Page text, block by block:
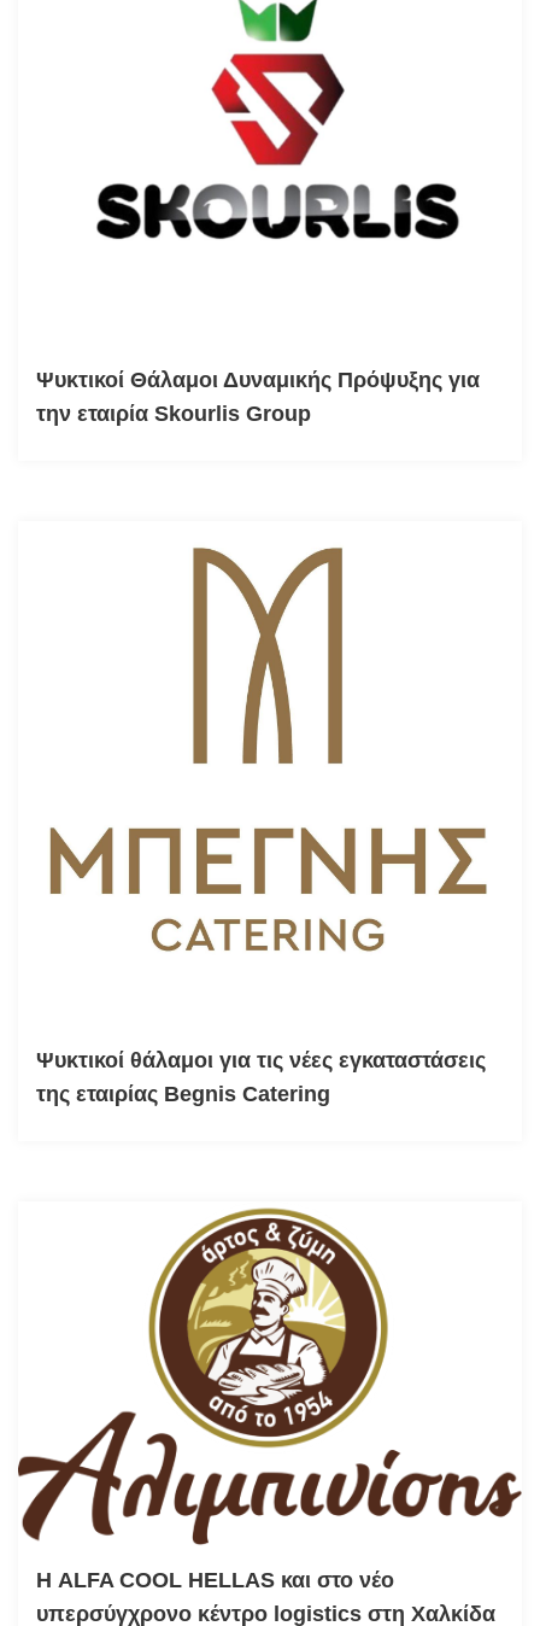
Ψυκτικοί Θάλαμοι Δυναμικής Πρόψυξης για
την εταιρία Skourlis Group
Ψυκτικοί θάλαμοι για τις νέες εγκαταστάσεις
της εταιρίας Begnis Catering
Η ALFA COOL HELLAS και στο νέο
υπερσύγχρονο κέντρο logistics στη Χαλκίδα